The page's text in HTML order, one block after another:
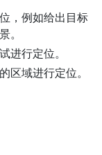
，例如给出目标
。
进行定位。
区域进行定位。